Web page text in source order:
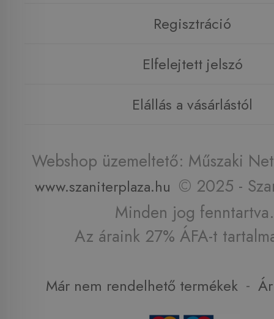
Regisztráció
Elfelejtett jelszó
Elállás a vásárlástól
Webshop üzemeltető: Műszaki
www.szaniterplaza.hu © 2025 -
Minden jog fenntartva.
Az áraink 27% ÁFA-t
Már nem rendelhető termékek -